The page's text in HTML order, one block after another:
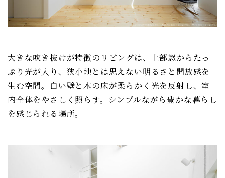
大きな吹き抜けが特徴のリビングは、上部窓からたっ
ぷり光が入り、狭小地とは思えない明るさと開放感を
生む空間。白い壁と木の床が柔らかく光を反射し、室
内全体をやさしく照らす。シンプルながら豊かな暮らし
を感じられる場所。